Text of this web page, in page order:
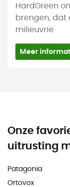
HardGreen
brengen, dat
milieuvrie
Meer
Onze
uitrusting
Patagonia
Ortovox